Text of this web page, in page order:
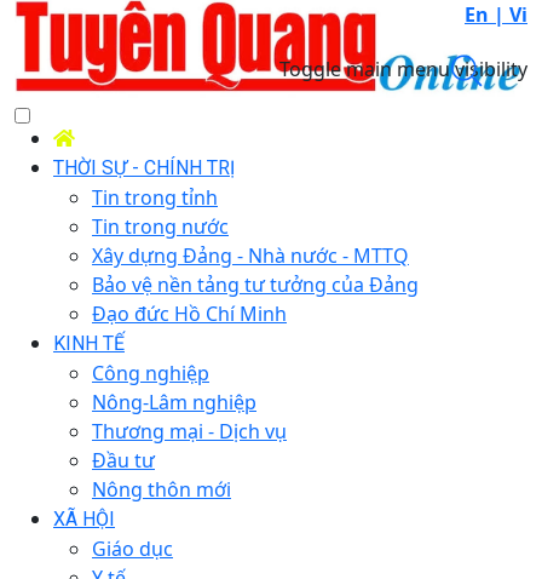
En | Vi
Toggle main menu visibility
THỜI SỰ - CHÍNH TRỊ
Tin trong tỉnh
Tin trong nước
Xây dựng Đảng - Nhà nước - MTTQ
Bảo vệ nền tảng tư tưởng của Đảng
Đạo đức Hồ Chí Minh
KINH TẾ
Công nghiệp
Nông-Lâm nghiệp
Thương mại - Dịch vụ
Đầu tư
Nông thôn mới
XÃ HỘI
Giáo dục